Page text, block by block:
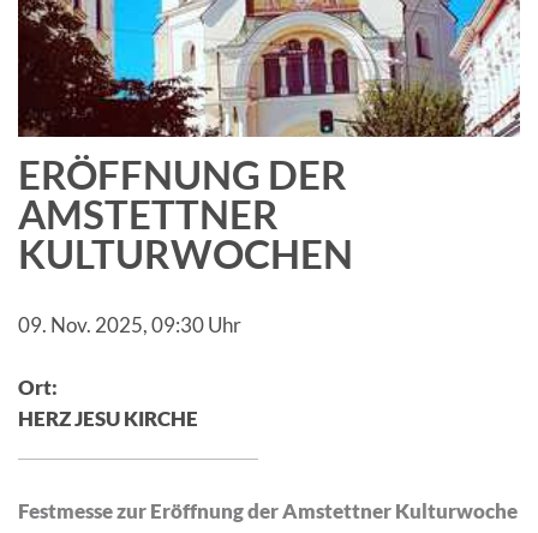
ERÖFFNUNG DER
AMSTETTNER
KULTURWOCHEN
09. Nov. 2025, 09:30 Uhr
Ort:
HERZ JESU KIRCHE
Festmesse zur Eröffnung der Amstettner Kulturwoche